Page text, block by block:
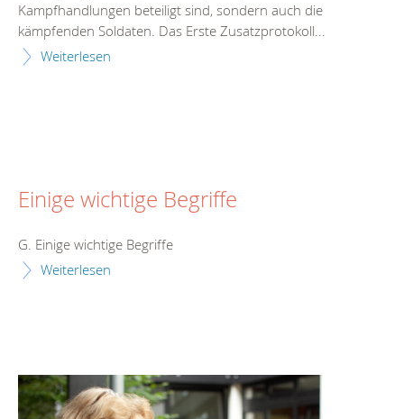
Kampfhandlungen beteiligt sind, sondern auch die
kämpfenden Soldaten. Das Erste Zusatzprotokoll...
Weiterlesen
Einige wichtige Begriffe
G. Einige wichtige Begriffe
Weiterlesen